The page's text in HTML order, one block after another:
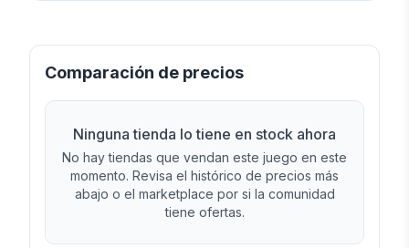
Comparación de precios
Ninguna tienda lo tiene en stock ahora
No hay tiendas que vendan este juego en este
momento. Revisa el histórico de precios más
abajo o el marketplace por si la comunidad
tiene ofertas.